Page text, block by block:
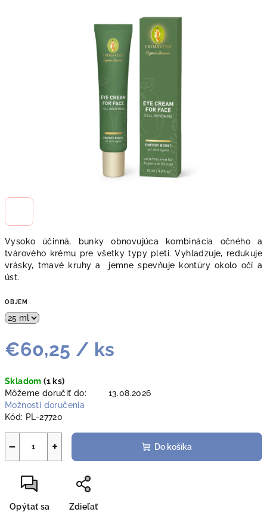
Vysoko účinná, bunky obnovujúca kombinácia očného a
tvárového krému pre všetky typy pleti. Vyhladzuje, redukuje
vrásky, tmavé kruhy a jemne spevňuje kontúry okolo očí a
úst.
OBJEM
€60,25 / ks
cena:
Skladom(1 ks)
Môžeme doručiť do:
13.08.2026
Možnosti doručenia
Kód: PL-27720
+
− Do košíka
Opýtať sa Zdieľať